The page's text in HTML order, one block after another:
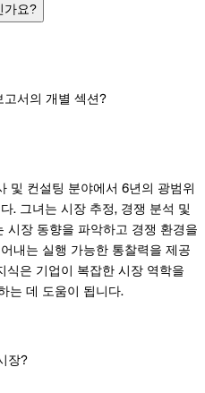
가요?
고서의 개별 섹션?
및 컨설팅 분야에서 6년의 광범위
. 그녀는 시장 추정, 경쟁 분석 및
시장 동향을 파악하고 경쟁 환경을
내는 실행 가능한 통찰력을 제공
식은 기업이 복잡한 시장 역학을
는 데 도움이 됩니다.
장?